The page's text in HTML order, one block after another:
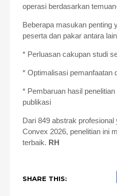
operasi berdasarkan
Beberapa masukan penting
peserta dan pakar antara
* Perluasan cakupan studi
* Optimalisasi pemanfaatan
* Pembaruan hasil
publikasi
Dari 849 abstrak profesional
Convex 2026, penelitian ini
terbaik. RH
SHARE THIS: